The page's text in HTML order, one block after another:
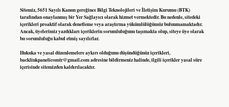
Sitemiz, 5651 Sayılı Kanun gereğince Bilgi Teknolojileri ve İletişim Kurumu (BTK)
tarafından onaylanmış bir Yer Sağlayıcı olarak hizmet vermektedir. Bu nedenle, sitedeki
içerikleri proaktif olarak denetleme veya araştırma yükümlülüğümüz bulunmamaktadır.
Ancak, üyelerimiz yazdıkları içeriklerin sorumluluğunu taşımakta olup, siteye üye olarak
bu sorumluluğu kabul etmiş sayılırlar.
Hukuka ve yasal düzenlemelere aykırı olduğunu düşündüğünüz içerikleri,
backlinkpanelicomtr@gmail.comadresine bildirmeniz halinde, ilgili içerikler yasal süre
içerisinde sitemizden kaldırılacaktır.